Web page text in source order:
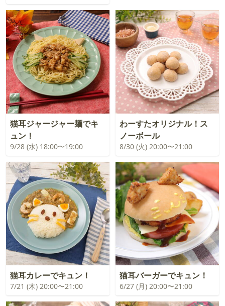
猫耳ジャージャー麺でキ
ュン！
9/28 (水) 18:00〜19:00
わーすたオリジナル！ス
ノーボール
8/30 (火) 20:00〜21:00
猫耳カレーでキュン！
7/21 (木) 20:00〜21:00
猫耳バーガーでキュン！
6/27 (月) 20:00〜21:00